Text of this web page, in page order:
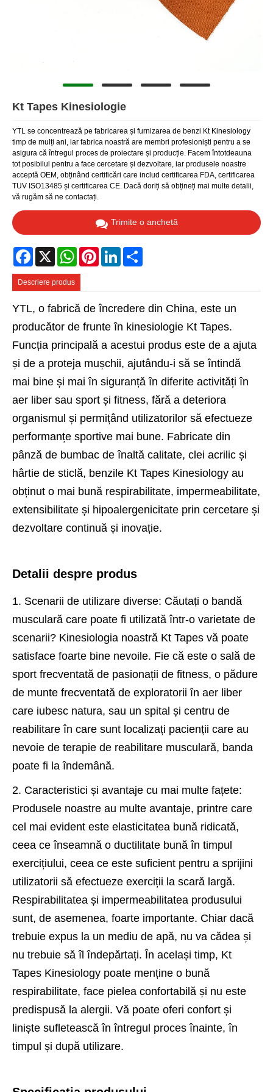
Kt Tapes Kinesiologie
YTL se concentrează pe fabricarea și furnizarea de benzi Kt Kinesiology
timp de mulți ani, iar fabrica noastră are membri profesioniști pentru a se
asigura că întregul proces de proiectare și producție. Facem întotdeauna
tot posibilul pentru a face cercetare și dezvoltare, iar produsele noastre
acceptă OEM, obținând certificări care includ certificarea FDA, certificarea
TUV ISO13485 și certificarea CE. Dacă doriți să obțineți mai multe detalii,
vă rugăm să ne contactați.
Trimite o anchetă
Facebook
X WhatsAppPinterestLinkedIn
Descriere produs
YTL, o fabrică de încredere din China, este un
producător de frunte în kinesiologie Kt Tapes.
Funcția principală a acestui produs este de a ajuta
și de a proteja mușchii, ajutându-i să se întindă
mai bine și mai în siguranță în diferite activități în
aer liber sau sport și fitness, fără a deteriora
organismul și permițând utilizatorilor să efectueze
performanțe sportive mai bune. Fabricate din
pânză de bumbac de înaltă calitate, clei acrilic și
hârtie de sticlă, benzile Kt Tapes Kinesiology au
obținut o mai bună respirabilitate, impermeabilitate,
extensibilitate și hipoalergenicitate prin cercetare și
dezvoltare continuă și inovație.
Detalii despre produs
1. Scenarii de utilizare diverse: Căutați o bandă
musculară care poate fi utilizată într-o varietate de
scenarii? Kinesiologia noastră Kt Tapes vă poate
satisface foarte bine nevoile. Fie că este o sală de
sport frecventată de pasionații de fitness, o pădure
de munte frecventată de exploratorii în aer liber
care iubesc natura, sau un spital și centru de
reabilitare în care sunt localizați pacienții care au
nevoie de terapie de reabilitare musculară, banda
poate fi la îndemână.
2. Caracteristici și avantaje cu mai multe fațete:
Produsele noastre au multe avantaje, printre care
cel mai evident este elasticitatea bună ridicată,
ceea ce înseamnă o ductilitate bună în timpul
exercițiului, ceea ce este suficient pentru a sprijini
utilizatorii să efectueze exerciții la scară largă.
Respirabilitatea și impermeabilitatea produsului
sunt, de asemenea, foarte importante. Chiar dacă
trebuie expus la un mediu de apă, nu va cădea și
nu trebuie să îl îndepărtați. În același timp, Kt
Tapes Kinesiology poate menține o bună
respirabilitate, face pielea confortabilă și nu este
predispusă la alergii. Vă poate oferi confort și
liniște sufletească în întregul proces înainte, în
timpul și după utilizare.